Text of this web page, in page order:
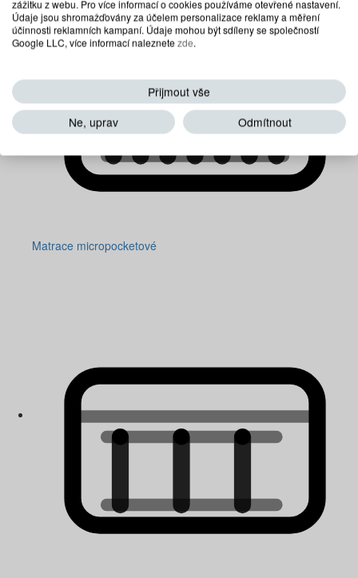
Matrace micropocketové
zážitku z webu. Pro více informací o cookies používáme otevřené nastavení.
Údaje jsou shromažďovány za účelem personalizace reklamy a měření
účinnosti reklamních kampaní. Údaje mohou být sdíleny se společností
Google LLC, více informací naleznetezde.
Přijmout vše
Ne, uprav
Odmítnout